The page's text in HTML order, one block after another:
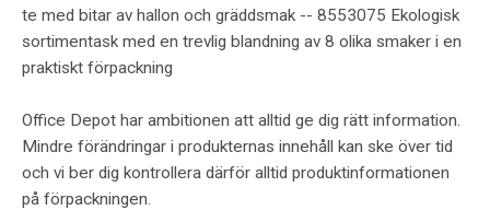
te med bitar av hallon och gräddsmak -- 8553075 Ekologisk
sortimentask med en trevlig blandning av 8 olika smaker i en
praktiskt förpackning
Office Depot har ambitionen att alltid ge dig rätt information.
Mindre förändringar i produkternas innehåll kan ske över tid
och vi ber dig kontrollera därför alltid produktinformationen
på förpackningen.